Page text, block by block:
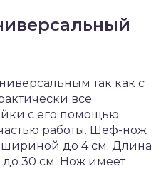
так как с
все
с его помощью
работы. Шеф-нож
шириной до 4 см. Длина
до 30 см. Нож имеет